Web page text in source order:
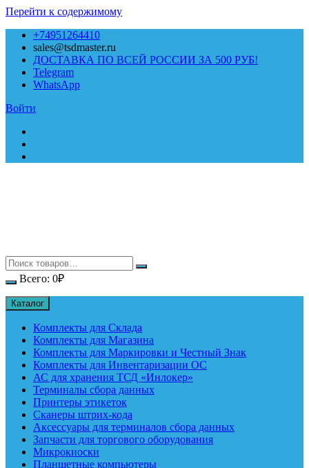
Перейти к содержимому
+74951264410
sales@tsdmaster.ru
ДОСТАВКА ПО ВСЕЙ РОССИИ ЗА 500 РУБ!
Telegram
WhatsApp
Войти
Всего: 0₽
Каталог
Комплекты для Склада
Комплекты для Магазина
Комплекты для Маркировки и Честный Знак
Комплекты для Инвентаризации ОС
АС для хранения ТСД «Инлокер»
Терминалы сбора данных
Принтеры этикеток
Сканеры штрих-кода
Аксессуары для терминалов сбора данных
Запчасти для торгового оборудования
Микрокиоски
Планшетные компьютеры